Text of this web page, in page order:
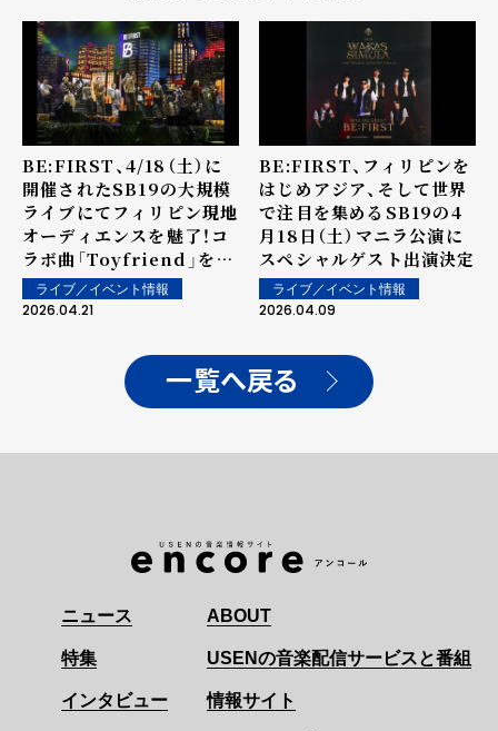
BE:FIRST、4/18（土）に
開催されたSB19の大規模
ライブにてフィリピン現地
オーディエンスを魅了！コ
ラボ曲「Toyfriend」を含
む3曲を大熱狂の中披露！
ライブ／イベント情報
2026.04.21
BE:FIRST、フィリピンを
はじめアジア、そして世界
で注目を集めるSB19の4
月18日（土）マニラ公演に
スペシャルゲスト出演決定
ライブ／イベント情報
2026.04.09
一覧へ戻る
ニュース
特集
インタビュー
ABOUT
USENの音楽配信サービスと番組
情報サイト